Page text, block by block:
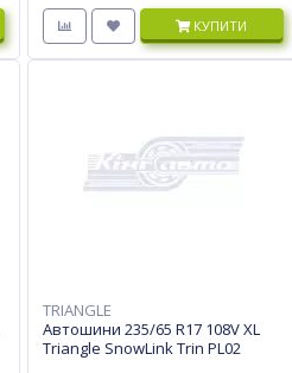
КУПИТИ
TRIANGLE
Автошини 235/65 R17 108V XL
Triangle SnowLink Trin PL02